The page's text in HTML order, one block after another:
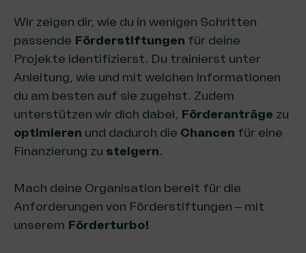
Wir zeigen dir, wie du in wenigen Schritten
passende Förderstiftungen für deine
Projekte identifizierst. Du trainierst unter
Anleitung, wie und mit welchen Informationen
du am besten auf sie zugehst. Zudem
unterstützen wir dich dabei, Förderanträge zu
optimieren und dadurch die Chancen für eine
Finanzierung zu steigern.
Mach deine Organisation bereit für die
Anforderungen von Förderstiftungen – mit
unserem Förderturbo!